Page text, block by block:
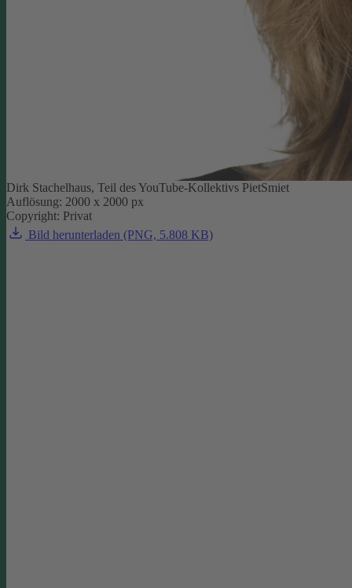
Dirk Stachelhaus, Teil des YouTube-Kollektivs PietSmiet
Auflösung: 2000 x 2000 px
Copyright: Privat
Bild herunterladen (PNG, 5.808 KB)